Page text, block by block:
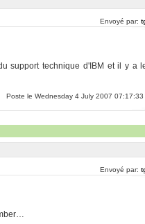
Envoyé par:
support technique d'IBM et il y a
Poste le Wednesday 4 July 2007 07:17:33
Envoyé par: